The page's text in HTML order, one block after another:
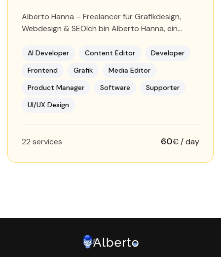
Alberto Hanna – Freelancer für Grafikdesign,
Webdesign & SEOIch bin Alberto Hanna, ein
Webdesign und Suchmaschinenoptimierung
AI Developer Content Editor
Developer
Frontend
Grafik
Media Editor
Product Manager
Software
Supporter
UI/UX Design
22 services 60€ / day